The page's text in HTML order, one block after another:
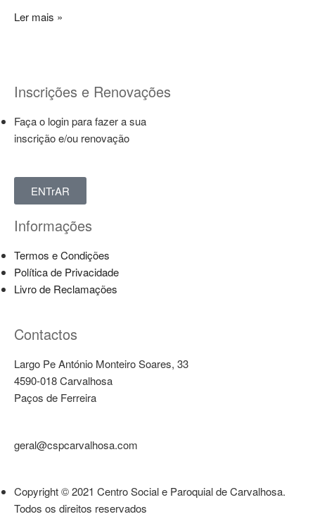
Ler mais »
Inscrições e Renovações
Faça o login para fazer a sua
inscrição e/ou renovação
ENTrAR
Informações
Termos e Condições
Política de Privacidade
Livro de Reclamações
Contactos
Largo Pe António Monteiro Soares, 33
4590-018 Carvalhosa
Paços de Ferreira
geral@cspcarvalhosa.com
Copyright © 2021 Centro Social e Paroquial de Carvalhosa.
Todos os direitos reservados